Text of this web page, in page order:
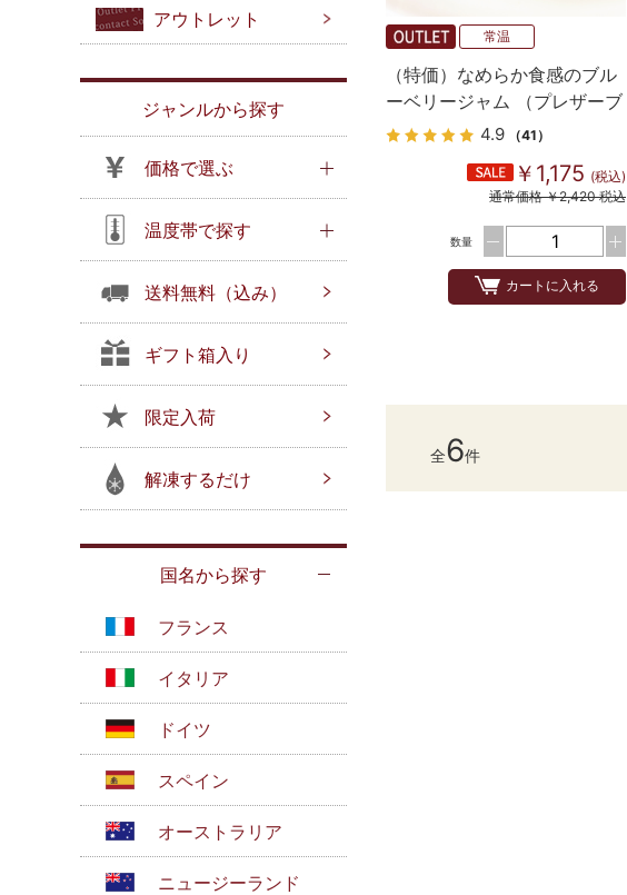
アウトレット
ジャンルから探す
価格で選ぶ
温度帯で探す
送料無料（込み）
ギフト箱入り
限定入荷
解凍するだけ
国名から探す
フランス
イタリア
ドイツ
スペイン
オーストラリア
ニュージーランド
常温
（特価）なめらか食感のブル
ーベリージャム （プレザーブ
スタイル） 4.9 （41）
￥1,175 (税込)
通常価格 ￥2,420 税込
数量
カートに入れる
全6件